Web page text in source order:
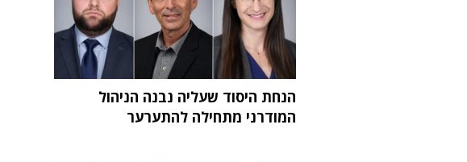
הנחת היסוד שעליה נבנה הניהול
המודרני מתחילה להתערער